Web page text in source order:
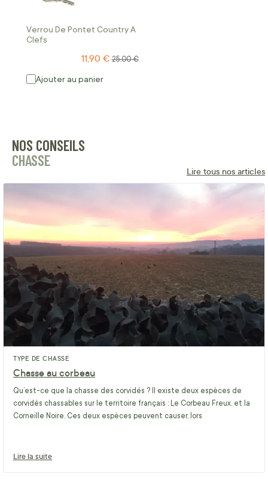
Verrou De Pontet Country A
Clefs
Prix Spécial
11,90 € Prix normal
25,00 €
Ajouter au panier
NOS CONSEILS
CHASSE
Lire tous nos articles
TYPE DE CHASSE
Chasse au corbeau
Qu’est-ce que la chasse des corvidés ? Il existe deux espèces de
corvidés chassables sur le territoire français : Le Corbeau Freux, et la
Corneille Noire. Ces deux espèces peuvent causer, lors
Lire la suite